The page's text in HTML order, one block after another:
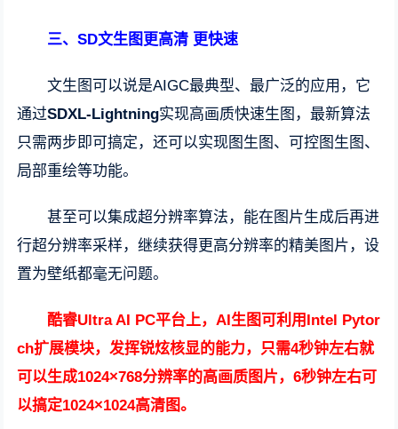
三、SD文生图更高清 更快速
文生图可以说是AIGC最典型、最广泛的应用，它
通过SDXL-Lightning实现高画质快速生图，最新算法
只需两步即可搞定，还可以实现图生图、可控图生图、
局部重绘等功能。
甚至可以集成超分辨率算法，能在图片生成后再进
行超分辨率采样，继续获得更高分辨率的精美图片，设
置为壁纸都毫无问题。
酷睿Ultra AI PC平台上，AI生图可利用Intel Pytor
ch扩展模块，发挥锐炫核显的能力，只需4秒钟左右就
可以生成1024×768分辨率的高画质图片，6秒钟左右可
以搞定1024×1024高清图。